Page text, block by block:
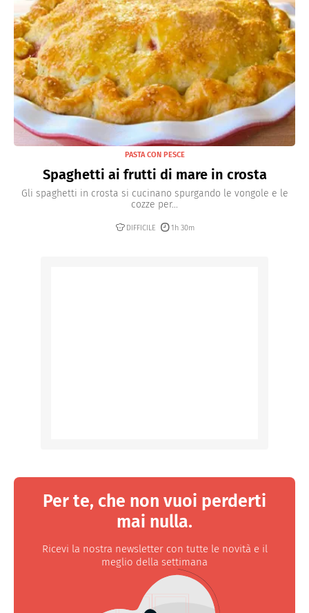
PASTA CON PESCE
Spaghetti ai frutti di mare in crosta
Gli spaghetti in crosta si cucinano spurgando le vongole e le
cozze per...
DIFFICILE 1h 30m
Per te, che non vuoi perderti
mai nulla.
Ricevi la nostra newsletter con tutte le novità e il
meglio della settimana